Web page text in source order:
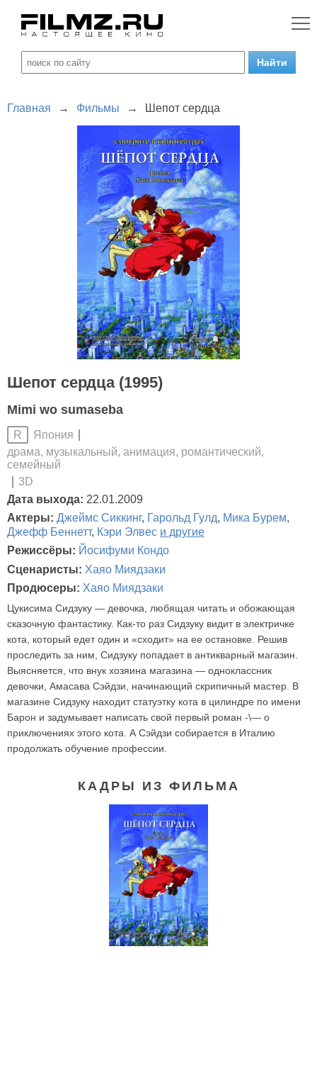
Главная → Фильмы → Шепот сердца
Шепот сердца (1995)
Mimi wo sumaseba
R
Япония
драма, музыкальный, анимация, романтический,
семейный
3D
Дата выхода: 22.01.2009
Актеры: Джеймс Сиккинг, Гарольд Гулд, Мика Бурем,
Джефф Беннетт, Кэри Элвес и другие
Режиссёры: Йосифуми Кондо
Сценаристы: Хаяо Миядзаки
Продюсеры: Хаяо Миядзаки
Цукисима Сидзуку — девочка, любящая читать и обожающая
сказочную фантастику. Как-то раз Сидзуку видит в электричке
кота, который едет один и «сходит» на ее остановке. Решив
проследить за ним, Сидзуку попадает в антикварный магазин.
Выясняется, что внук хозяина магазина — одноклассник
девочки, Амасава Сэйдзи, начинающий скрипичный мастер. В
магазине Сидзуку находит статуэтку кота в цилиндре по имени
Барон и задумывает написать свой первый роман -\— о
приключениях этого кота. А Сэйдзи собирается в Италию
продолжать обучение профессии.
КАДРЫ ИЗ ФИЛЬМА